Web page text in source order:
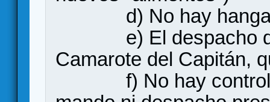
d) No hay
e) El despacho del
Camarote del Capitán,
f) No hay control